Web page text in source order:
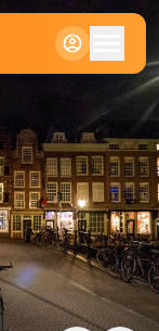
Klein
Standaard
Groot